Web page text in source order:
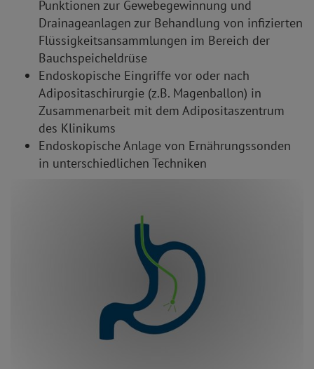
Punktionen zur Gewebegewinnung und
Drainageanlagen zur Behandlung von infizierten
Flüssigkeitsansammlungen im Bereich der
Bauchspeicheldrüse
Endoskopische Eingriffe vor oder nach
Adipositaschirurgie (z.B. Magenballon) in
Zusammenarbeit mit dem Adipositaszentrum
des Klinikums
Endoskopische Anlage von Ernährungssonden
in unterschiedlichen Techniken